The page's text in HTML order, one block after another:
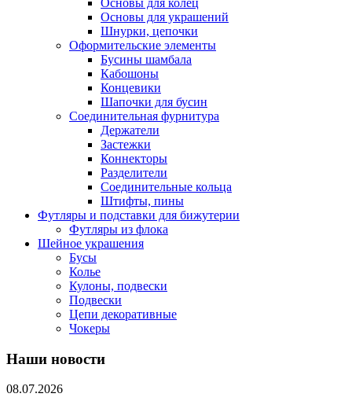
Основы для колец
Основы для украшений
Шнурки, цепочки
Оформительские элементы
Бусины шамбала
Кабошоны
Концевики
Шапочки для бусин
Соединительная фурнитура
Держатели
Застежки
Коннекторы
Разделители
Соединительные кольца
Штифты, пины
Футляры и подставки для бижутерии
Футляры из флока
Шейное украшения
Бусы
Колье
Кулоны, подвески
Подвески
Цепи декоративные
Чокеры
Наши новости
08.07.2026